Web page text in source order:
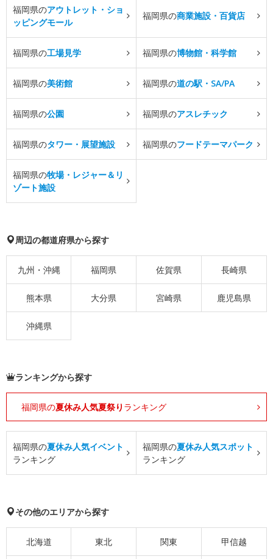
福岡県のアウトレット・ショ
ッピングモール
福岡県の商業施設・百貨店
福岡県の工場見学 福岡県の博物館・科学館
福岡県の美術館 福岡県の道の駅・SA/PA
福岡県の公園 福岡県のアスレチック
福岡県のタワー・展望施設 福岡県のフードテーマパーク
福岡県の牧場・レジャー＆リ
ゾート施設
周辺の都道府県から探す
九州・沖縄 福岡県 佐賀県 長崎県
熊本県 大分県 宮崎県 鹿児島県
沖縄県
ランキングから探す
福岡県の夏休み人気夏祭り ランキング
福岡県の夏休み人気イベント
ランキング
福岡県の夏休み人気スポット
ランキング
その他のエリアから探す
北海道 東北 関東 甲信越